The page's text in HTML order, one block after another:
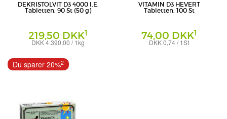
DEKRISTOLVIT D3 4000 I.E.
Tabletten, 90 St (50 g)
219,50 DKK1
DKK 4.390,00 / 1kg
Trommsdorff GmbH & Co. KG
VITAMIN D3 HEVERT
Tabletten, 100 St
74,00 DKK1
DKK 0,74 / 1St
Du sparer 20%2